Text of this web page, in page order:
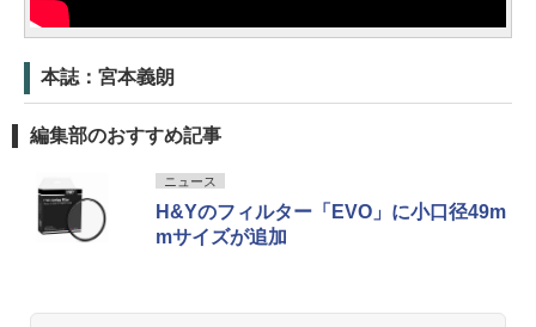
本誌：宮本義朗
編集部のおすすめ記事
ニュース
H&Yのフィルター「EVO」に小口径49m
mサイズが追加